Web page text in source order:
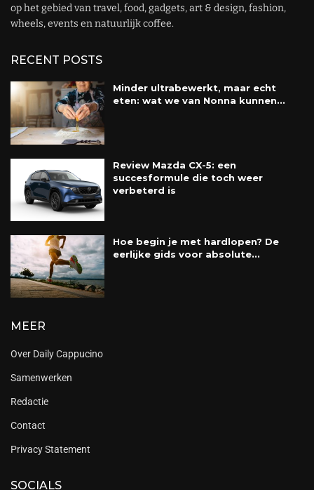
op het gebied van travel, food, gadgets, art & design, fashion,
wheels, events en natuurlijk coffee.
RECENT POSTS
Minder ultrabewerkt, maar echt
eten: wat we van Nonna kunnen...
Review Mazda CX-5: een
succesformule die toch weer
verbeterd is
Hoe begin je met hardlopen? De
eerlijke gids voor absolute...
MEER
Over Daily Cappucino
Samenwerken
Redactie
Contact
Privacy Statement
SOCIALS